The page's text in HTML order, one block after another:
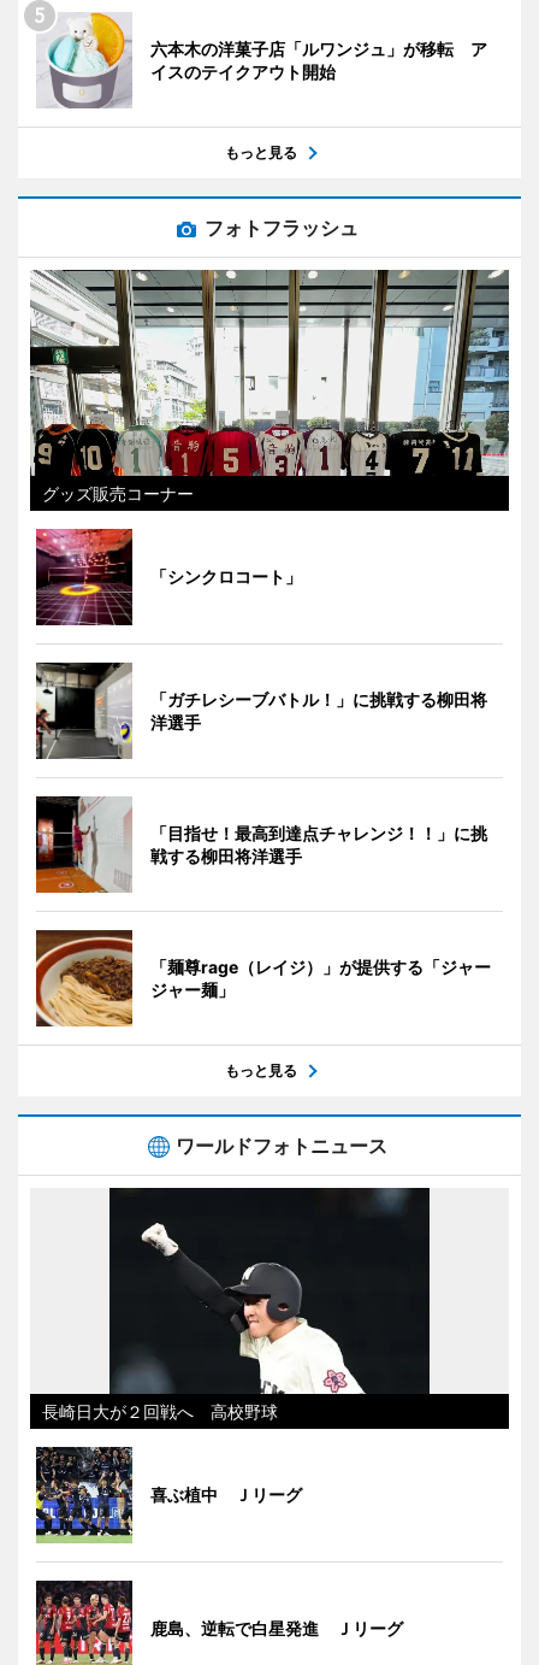
六本木の洋菓子店「ルワンジュ」が移転 ア
イスのテイクアウト開始
もっと見る
フォトフラッシュ
グッズ販売コーナー
「シンクロコート」
「ガチレシーブバトル！」に挑戦する柳田将
洋選手
「目指せ！最高到達点チャレンジ！！」に挑
戦する柳田将洋選手
「麺尊rage（レイジ）」が提供する「ジャー
ジャー麺」
もっと見る
ワールドフォトニュース
長崎日大が２回戦へ 高校野球
喜ぶ植中 Ｊリーグ
鹿島、逆転で白星発進 Ｊリーグ